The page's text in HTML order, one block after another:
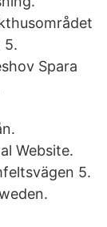
5.
Spara
Website.
5.